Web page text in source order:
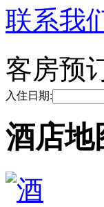
联系我
客房预
入住日期:
酒店地